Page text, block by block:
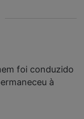
foi conduzido
à